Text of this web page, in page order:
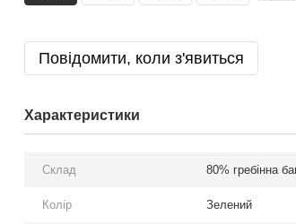
Повідомити, коли з'явиться
Характеристики
Склад 80% гребінна
Колір Зелений